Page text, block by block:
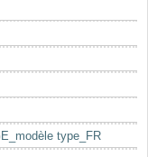
type_FR